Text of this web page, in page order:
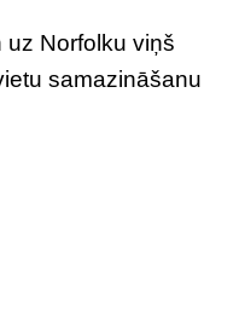
Norfolku viņš
samazināšanu